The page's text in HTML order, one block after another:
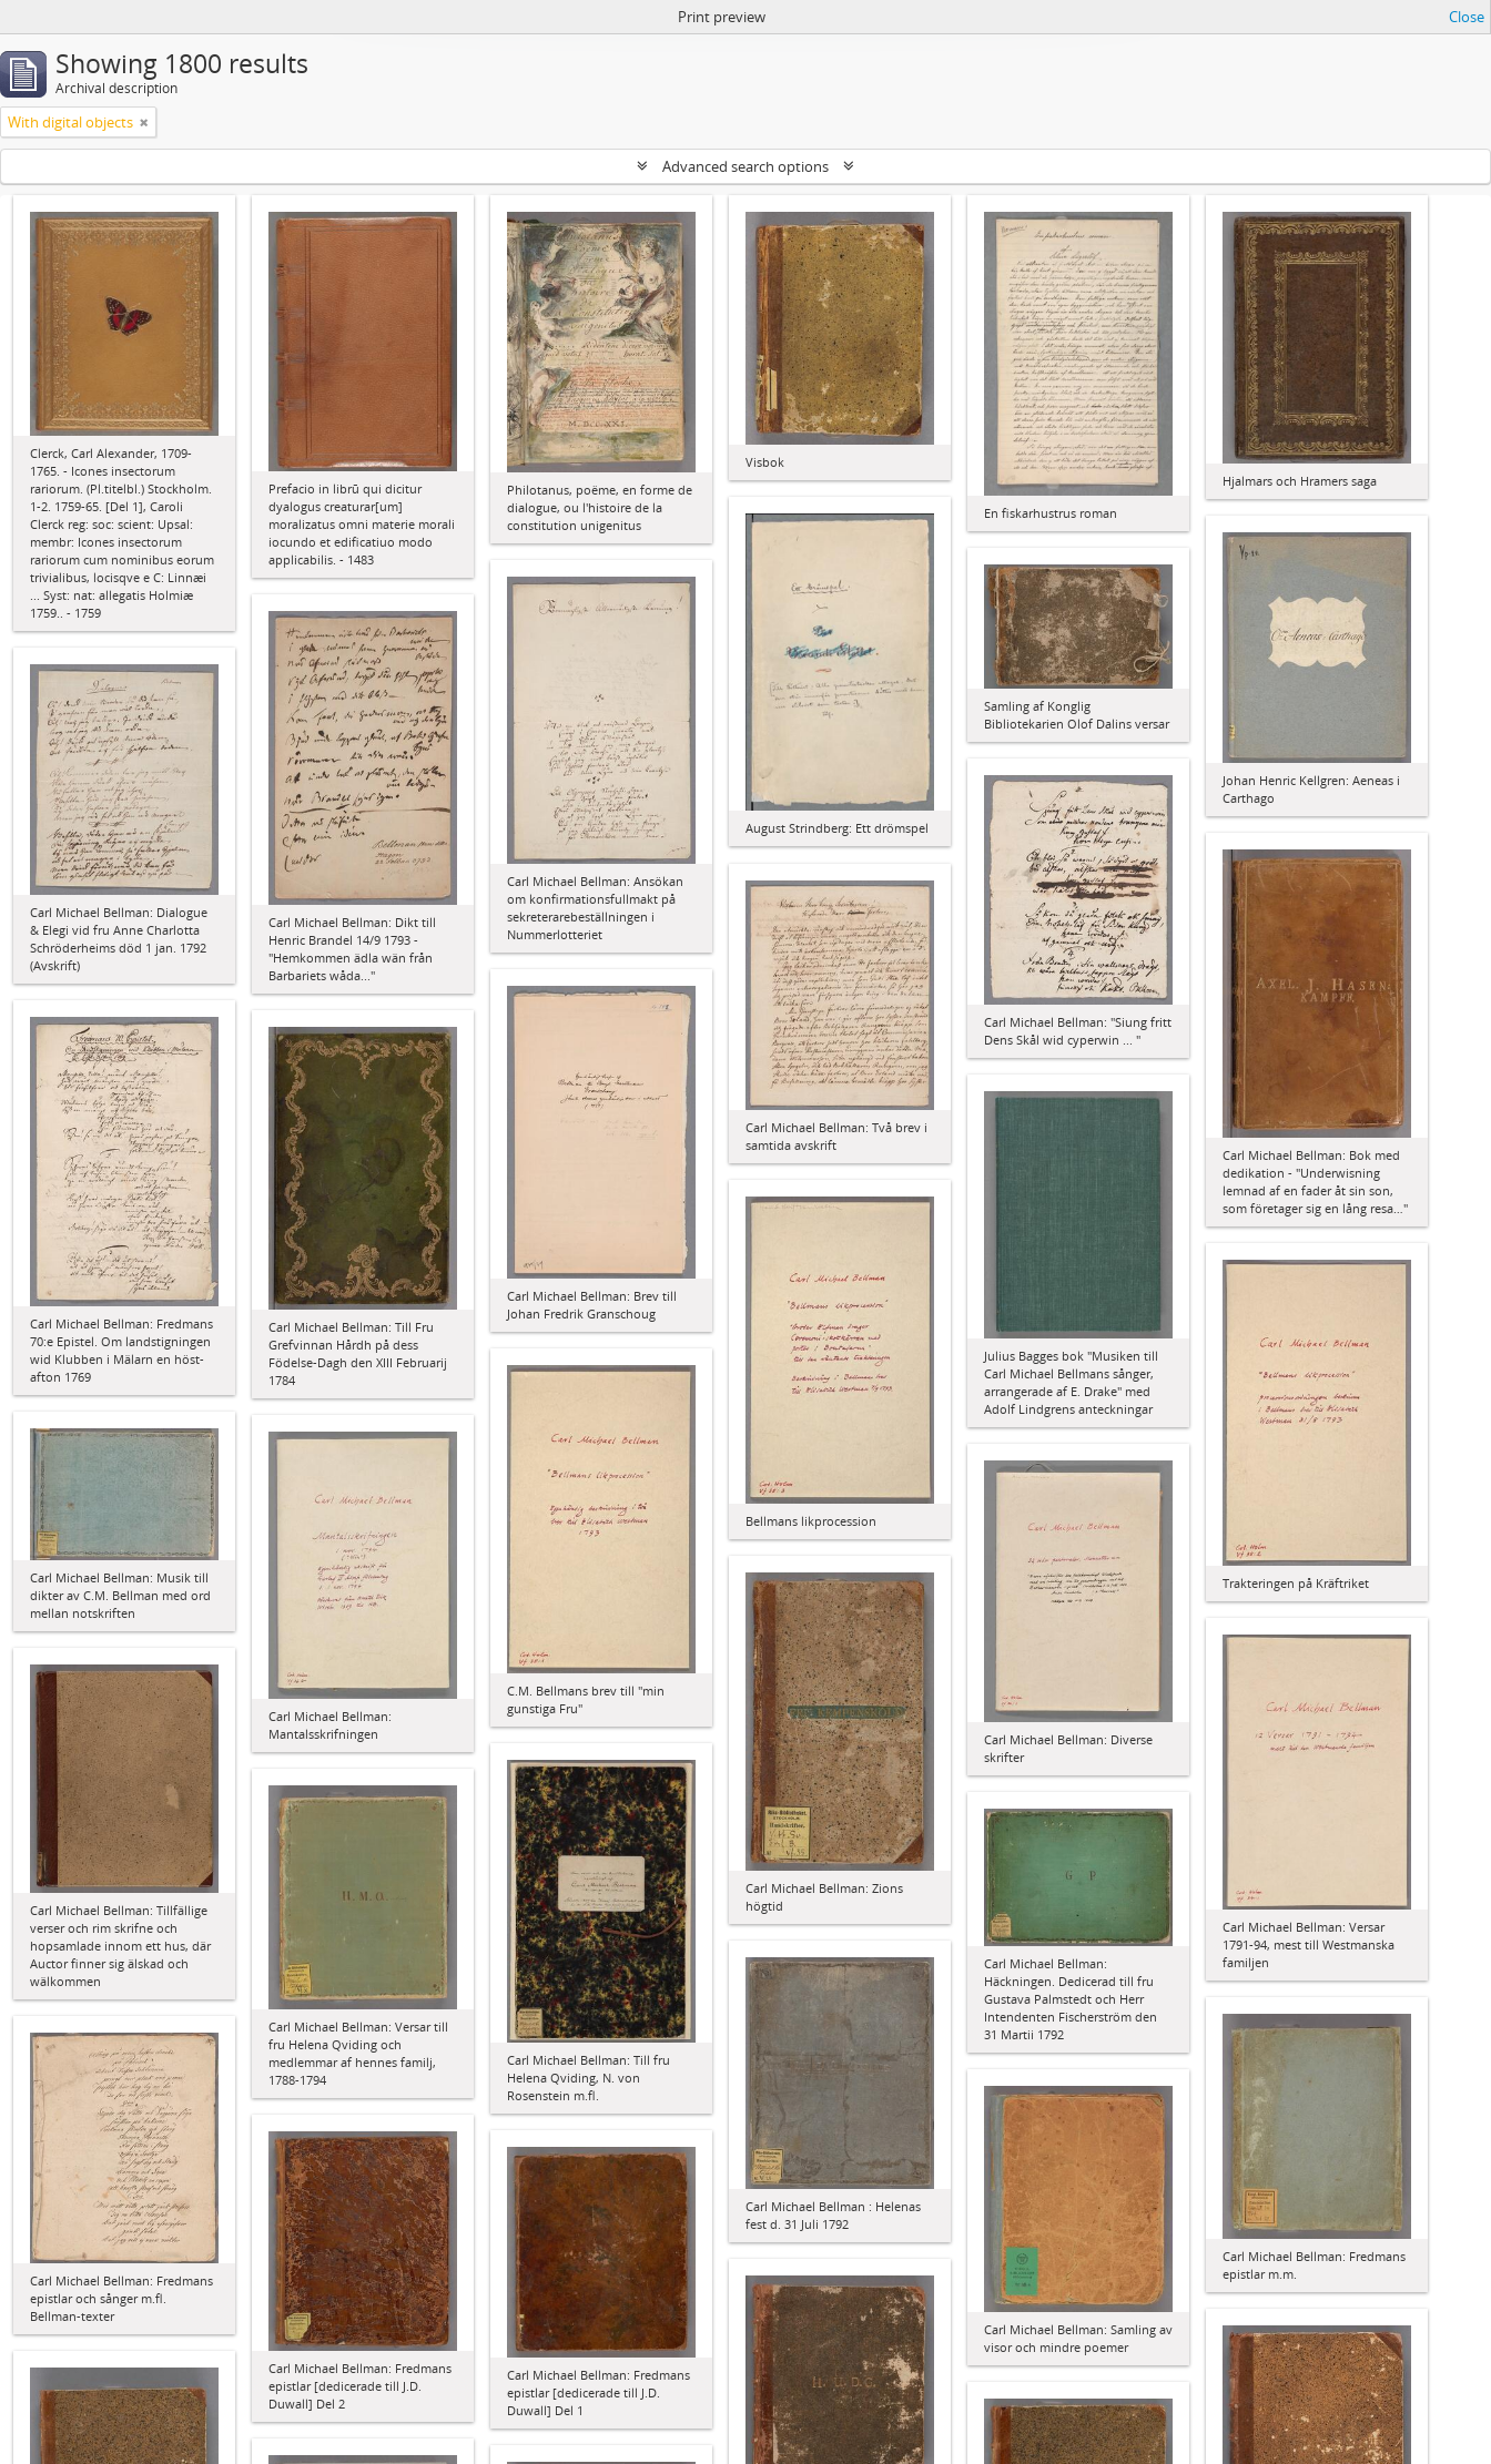
Print preview Close
Showing 1800 results
Archival description
With digital objects
Advanced search options
Clerck, Carl Alexander, 1709-
1765. - Icones insectorum
rariorum. (Pl.titelbl.) Stockholm.
1-2. 1759-65. [Del 1], Caroli
Clerck reg: soc: scient: Upsal:
membr: Icones insectorum
rariorum cum nominibus eorum
trivialibus, locisqve e C: Linnæi
... Syst: nat: allegatis Holmiæ
1759.. - 1759
Prefacio in librū qui dicitur
dyalogus creaturar[um]
moralizatus omni materie morali
iocundo et edificatiuo modo
applicabilis. - 1483
Philotanus, poëme, en forme de
dialogue, ou l'histoire de la
constitution unigenitus
Visbok
En fiskarhustrus roman
Hjalmars och Hramers saga
August Strindberg: Ett drömspel
Johan Henric Kellgren: Aeneas i
Carthago
Samling af Konglig
Bibliotekarien Olof Dalins versar
Carl Michael Bellman: Ansökan
om konfirmationsfullmakt på
sekreterarebeställningen i
Nummerlotteriet
Carl Michael Bellman: Dikt till
Henric Brandel 14/9 1793 -
"Hemkommen ädla wän från
Barbariets wåda..."
Carl Michael Bellman: Dialogue
& Elegi vid fru Anne Charlotta
Schröderheims död 1 jan. 1792
(Avskrift)
Carl Michael Bellman: "Siung fritt
Dens Skål wid cyperwin ... "
Carl Michael Bellman: Bok med
dedikation - "Underwisning
lemnad af en fader åt sin son,
som företager sig en lång resa…"
Carl Michael Bellman: Två brev i
samtida avskrift
Carl Michael Bellman: Brev till
Johan Fredrik Granschoug
Carl Michael Bellman: Fredmans
70:e Epistel. Om landstigningen
wid Klubben i Mälarn en höst-
afton 1769
Carl Michael Bellman: Till Fru
Grefvinnan Hårdh på dess
Födelse-Dagh den XIII Februarij
1784
Julius Bagges bok "Musiken till
Carl Michael Bellmans sånger,
arrangerade af E. Drake" med
Adolf Lindgrens anteckningar
Bellmans likprocession
Trakteringen på Kräftriket
C.M. Bellmans brev till "min
gunstiga Fru"
Carl Michael Bellman: Musik till
dikter av C.M. Bellman med ord
mellan notskriften
Carl Michael Bellman:
Mantalsskrifningen
Carl Michael Bellman: Diverse
skrifter
Carl Michael Bellman: Zions
högtid
Carl Michael Bellman: Versar
1791-94, mest till Westmanska
familjen
Carl Michael Bellman: Tillfällige
verser och rim skrifne och
hopsamlade innom ett hus, där
Auctor finner sig älskad och
wälkommen
Carl Michael Bellman: Till fru
Helena Qviding, N. von
Rosenstein m.fl.
Carl Michael Bellman: Versar till
fru Helena Qviding och
medlemmar af hennes familj,
1788-1794
Carl Michael Bellman:
Häckningen. Dedicerad till fru
Gustava Palmstedt och Herr
Intendenten Fischerström den
31 Martii 1792
Carl Michael Bellman : Helenas
fest d. 31 Juli 1792
Carl Michael Bellman: Fredmans
epistlar m.m.
Carl Michael Bellman: Fredmans
epistlar och sånger m.fl.
Bellman-texter
Carl Michael Bellman: Samling av
visor och mindre poemer
Carl Michael Bellman: Fredmans
epistlar [dedicerade till J.D.
Duwall] Del 2
Carl Michael Bellman: Fredmans
epistlar [dedicerade till J.D.
Duwall] Del 1